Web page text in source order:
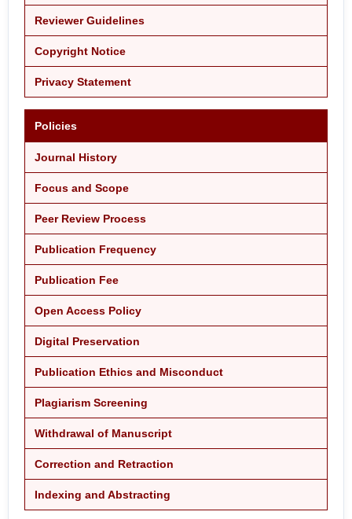
Reviewer Guidelines
Copyright Notice
Privacy Statement
Policies
Journal History
Focus and Scope
Peer Review Process
Publication Frequency
Publication Fee
Open Access Policy
Digital Preservation
Publication Ethics and Misconduct
Plagiarism Screening
Withdrawal of Manuscript
Correction and Retraction
Indexing and Abstracting